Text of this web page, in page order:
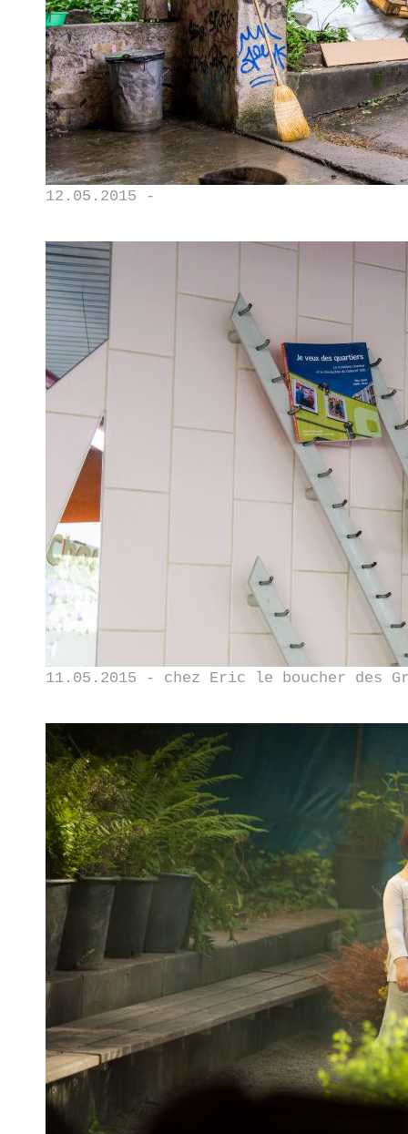
12.05.2015 -
11.05.2015 - chez Eric le boucher des